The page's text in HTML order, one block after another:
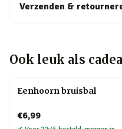
Verzenden &
Ook leuk als
Eenhoorn bruisbal
€6,99